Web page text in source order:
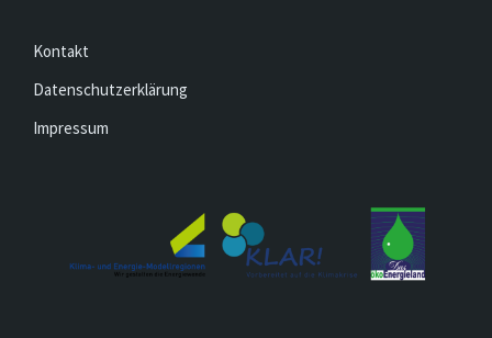
Kontakt
Datenschutzerklärung
Impressum